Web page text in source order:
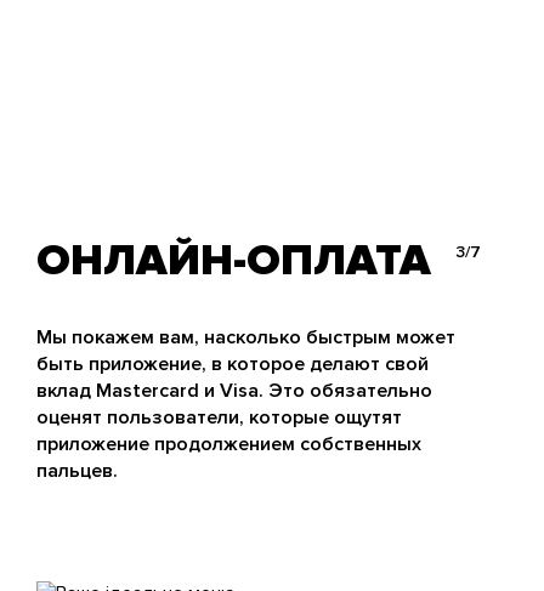
ОНЛАЙН-ОПЛАТА 3/7
Мы покажем вам, насколько быстрым может
быть приложение, в которое делают свой
вклад Mastercard и Visa. Это обязательно
оценят пользователи, которые ощутят
приложение продолжением собственных
пальцев.